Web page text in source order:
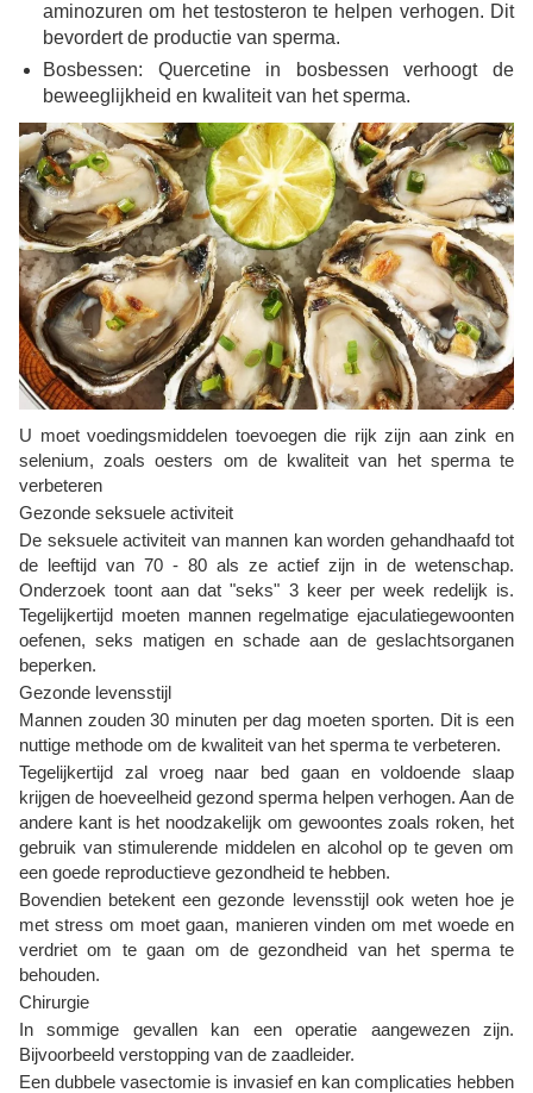
aminozuren om het testosteron te helpen verhogen. Dit
bevordert de productie van sperma.
Bosbessen: Quercetine in bosbessen verhoogt de
beweeglijkheid en kwaliteit van het sperma.
U moet voedingsmiddelen toevoegen die rijk zijn aan zink en
selenium, zoals oesters om de kwaliteit van het sperma te
verbeteren
Gezonde seksuele activiteit
De seksuele activiteit van mannen kan worden gehandhaafd tot
de leeftijd van 70 - 80 als ze actief zijn in de wetenschap.
Onderzoek toont aan dat "seks" 3 keer per week redelijk is.
Tegelijkertijd moeten mannen regelmatige ejaculatiegewoonten
oefenen, seks matigen en schade aan de geslachtsorganen
beperken.
Gezonde levensstijl
Mannen zouden 30 minuten per dag moeten sporten. Dit is een
nuttige methode om de kwaliteit van het sperma te verbeteren.
Tegelijkertijd zal vroeg naar bed gaan en voldoende slaap
krijgen de hoeveelheid gezond sperma helpen verhogen. Aan de
andere kant is het noodzakelijk om gewoontes zoals roken, het
gebruik van stimulerende middelen en alcohol op te geven om
een ​​goede reproductieve gezondheid te hebben.
Bovendien betekent een gezonde levensstijl ook weten hoe je
met stress om moet gaan, manieren vinden om met woede en
verdriet om te gaan om de gezondheid van het sperma te
behouden.
Chirurgie
In sommige gevallen kan een operatie aangewezen zijn.
Bijvoorbeeld verstopping van de zaadleider.
Een dubbele vasectomie is invasief en kan complicaties hebben